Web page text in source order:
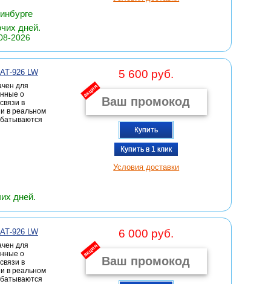
дней.
2026
926 LW
для
о
в
в реальном
5 600 руб.
акция
Купить
Купить в 1 клик
Условия доставки
дней.
926 LW
для
о
в
в реальном
6 000 руб.
акция